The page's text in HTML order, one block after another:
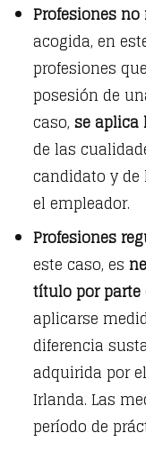
Profesiones
acogida, en
profesiones
posesión de
caso,se aplica
de las
candidato y
el empleador.
Profesiones
este caso, es
título por
aplicarse
diferencia
adquirida por
Irlanda. Las
período de